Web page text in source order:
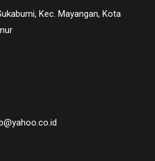
Kec. Mayangan, Kota